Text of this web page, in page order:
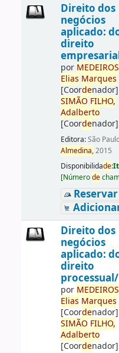
Direito dos
negócios
aplicado:
direito
por MEDEIROS
Elias Marques
[Coordenador]
SIMÃO FILHO,
Adalberto
[Coordenador]
Editora:São
Almedina,2015
Disponibilidade:
[Númerode
Reservar
Direito dos
negócios
aplicado:
direito
processual/
por MEDEIROS
Elias Marques
[Coordenador]
SIMÃO FILHO,
Adalberto
[Coordenador]